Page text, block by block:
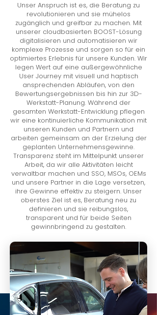
Unser Anspruch ist es, die Beratung zu
revolutionieren und sie mühelos
zugänglich und greifbar zu machen. Mit
unserer cloudbasierten BOOST-Lösung
digitalisieren und automatisieren wir
komplexe Prozesse und sorgen so für ein
optimiertes Erlebnis für unsere Kunden. Wir
legen Wert auf eine außergewöhnliche
User Journey mit visuell und haptisch
ansprechenden Abläufen, von den
Bewertungsergebnissen bis hin zur 3D-
Werkstatt-Planung. Während der
gesamten Werkstatt-Entwicklung pflegen
wir eine kontinuierliche Kommunikation mit
unseren Kunden und Partnern und
arbeiten gemeinsam an der Erzielung der
geplanten Unternehmensgewinne.
Transparenz steht im Mittelpunkt unserer
Arbeit, da wir alle Aktivitäten leicht
verwaltbar machen und SSO, MSOs, OEMs
und unsere Partner in die Lage versetzen,
ihre Gewinne effektiv zu steigern. Unser
oberstes Ziel ist es, Beratung neu zu
definieren und sie reibungslos,
transparent und für beide Seiten
gewinnbringend zu gestalten.